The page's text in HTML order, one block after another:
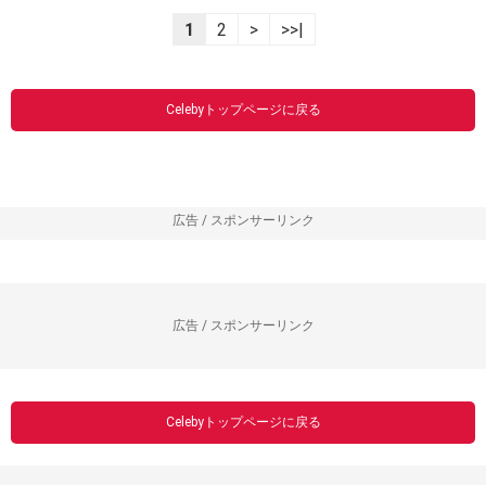
1 2 > >>|
Celebyトップページに戻る
広告 / スポンサーリンク
広告 / スポンサーリンク
Celebyトップページに戻る